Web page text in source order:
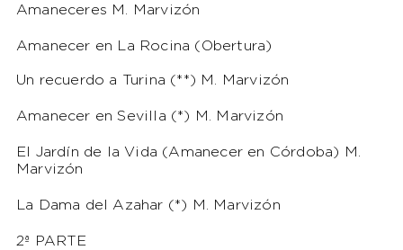
Amaneceres M. Marvizón
Amanecer en La Rocina (Obertura)
Un recuerdo a Turina (**) M. Marvizón
Amanecer en Sevilla (*) M. Marvizón
El Jardín de la Vida (Amanecer en Córdoba) M.
Marvizón
La Dama del Azahar (*) M. Marvizón
2ª PARTE